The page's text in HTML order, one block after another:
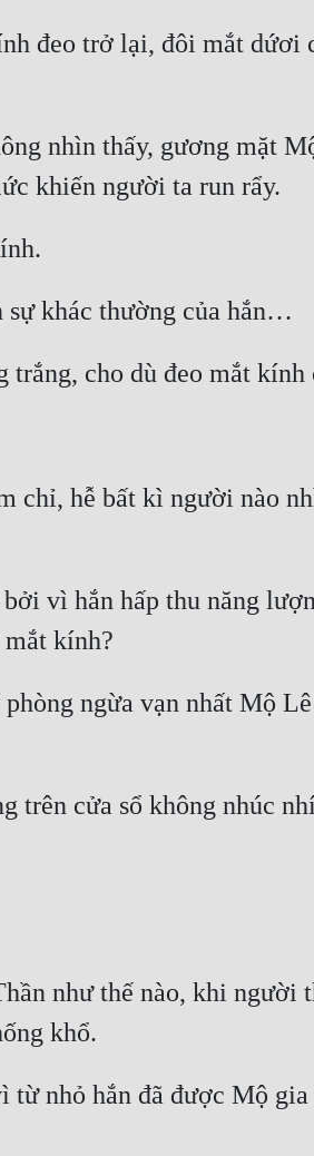
đeo trở lại, đôi mắt dứơi
nhìn thấy, gương mặt
khiến người ta run rẩy.
sự khác thường của hắn…
cho dù đeo mắt kính
chỉ, hễ bất kì người nào
vì hắn hấp thu năng
kính?
ngừa vạn nhất Mộ
trên cửa sổ không nhúc
như thế nào, khi người
khổ.
nhỏ hắn đã được Mộ